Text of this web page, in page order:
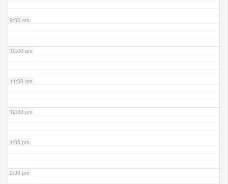
9:00 am
10:00 am
11:00 am
12:00 pm
1:00 pm
2:00 pm